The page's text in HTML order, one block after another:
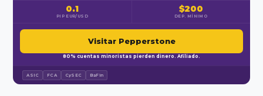
0.1
PIP EUR/USD
$200
DEP. MÍNIMO
Visitar Pepperstone
80% cuentas minoristas pierden dinero. Afiliado.
ASIC FCA CySEC BaFin